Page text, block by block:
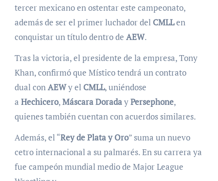
tercer mexicano en ostentar este campeonato,
además de ser el primer luchador del CMLLen
conquistar un título dentro de AEW.
Tras la victoria, el presidente de la empresa, Tony
Khan, confirmó que Místico tendrá un contrato
dual conAEWy el CMLL, uniéndose
a Hechicero,MáscaraDoradayPersephone,
quienes también cuentan con acuerdos similares.
Además, el “Reyde Plata y Oro” suma un nuevo
cetro internacional a su palmarés. En su carrera ya
fue campeón mundial medio de Major League